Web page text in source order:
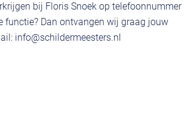
bij Floris Snoek op telefoonnummer
functie? Dan ontvangen wij graag jouw
info@schildermeesters.nl